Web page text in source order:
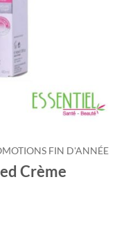
FIN D'ANNÉE
Crème